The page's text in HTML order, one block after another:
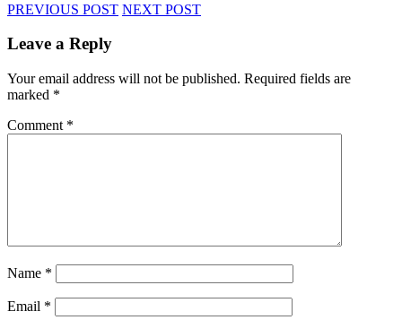
PREVIOUS POST NEXT POST
Leave a Reply
Your email address will not be published. Required fields are
marked *
Comment *
Name *
Email *